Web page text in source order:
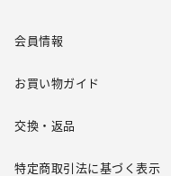
会員情報
お買い物ガイド
交換・返品
特定商取引法に基づく表示